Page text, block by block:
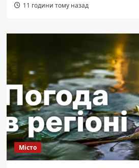
11 години тому назад
Місто